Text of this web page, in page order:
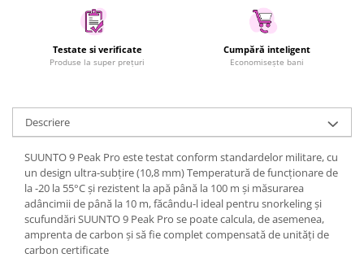
Aparate Frigorifice
Aparate Racire Aer
Aragaze si cuptoare cu microunde
Electrocasnice pentru Bucatarie
Fiare de calcat si masini de cusut
Ingrijire Locuinta
Purificatoare de aer
Fashion
Bijuterii
Ceasuri barbatesti
Testate si verificate
Produse la super prețuri
Cumpără inteligent
Economisește bani
Descriere
SUUNTO 9 Peak Pro este testat conform standardelor militare, cu
un design ultra-subțire (10,8 mm) Temperatură de funcționare de
la -20 la 55°C și rezistent la apă până la 100 m și măsurarea
adâncimii de până la 10 m, făcându-l ideal pentru snorkeling și
scufundări SUUNTO 9 Peak Pro se poate calcula, de asemenea,
amprenta de carbon și să fie complet compensată de unități de
carbon certificate